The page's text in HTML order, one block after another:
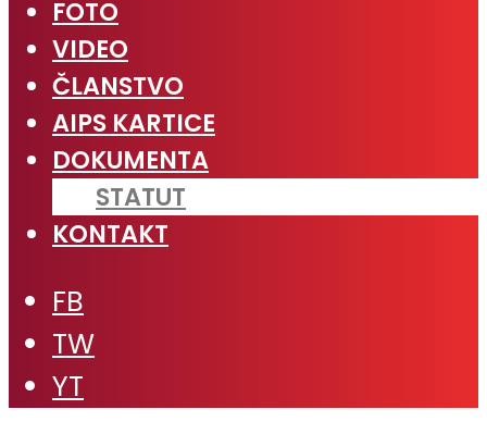
FOTO
VIDEO
ČLANSTVO
AIPS KARTICE
DOKUMENTA
STATUT
KONTAKT
FB
TW
YT